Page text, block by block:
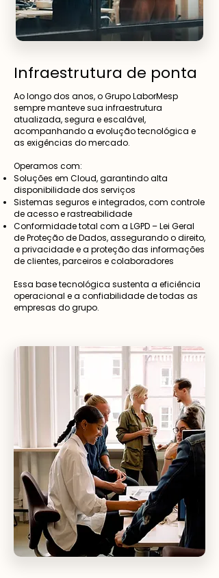
Infraestrutura de ponta
Ao longo dos anos, o Grupo LaborMesp
sempre manteve sua infraestrutura
atualizada, segura e escalável,
acompanhando a evolução tecnológica e
as exigências do mercado.
Operamos com:
Soluções em Cloud, garantindo alta
disponibilidade dos serviços
Sistemas seguros e integrados, com controle
de acesso e rastreabilidade
Conformidade total com a LGPD – Lei Geral
de Proteção de Dados, assegurando o direito,
a privacidade e a proteção das informações
de clientes, parceiros e colaboradores
Essa base tecnológica sustenta a eficiência
operacional e a confiabilidade de todas as
empresas do grupo.